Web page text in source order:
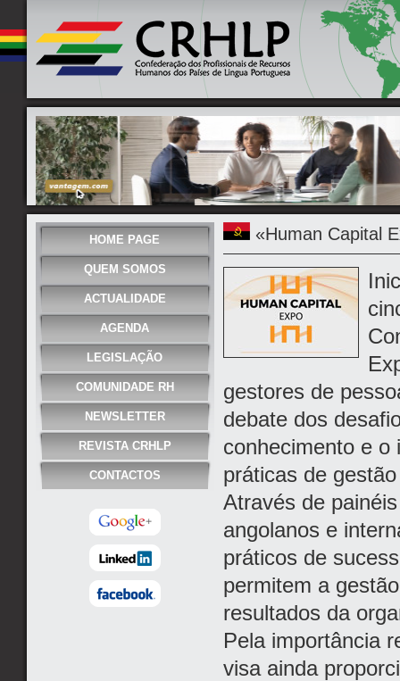
HOME PAGE
QUEM SOMOS
ACTUALIDADE
AGENDA
LEGISLAÇÃO
COMUNIDADE RH
NEWSLETTER
REVISTA CRHLP
CONTACTOS
«Human Capital
gestores de
debate dos
conhecimento e o
práticas de
Através de
angolanos e
práticos de
permitem a
resultados da
Pela importância
visa ainda